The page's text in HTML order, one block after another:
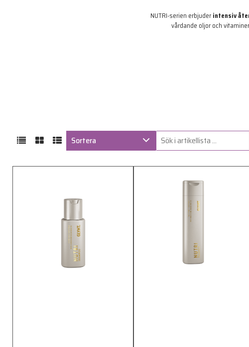
NUTRI-serien erbjuderintensiv
vårdande oljor och
Sortera